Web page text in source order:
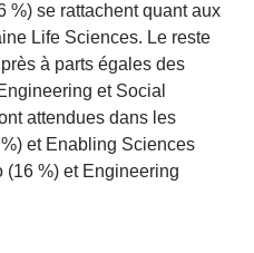
%) se rattachent quant aux
Life Sciences. Le reste
à parts égales des
et Social
attendues dans les
et Enabling Sciences
(16 %) et Engineering